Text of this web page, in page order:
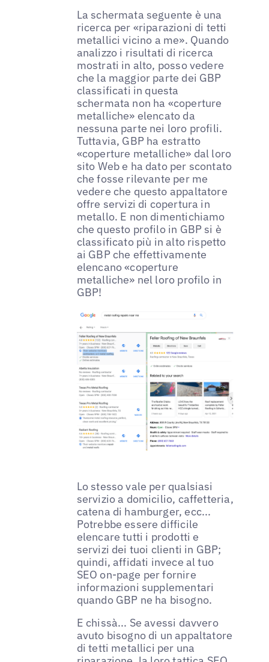
La schermata seguente è una
ricerca per «riparazioni di tetti
metallici vicino a me». Quando
analizzo i risultati di ricerca
mostrati in alto, posso vedere
che la maggior parte dei GBP
classificati in questa
schermata non ha «coperture
metalliche» elencato da
nessuna parte nei loro profili.
Tuttavia, GBP ha estratto
«coperture metalliche» dal loro
sito Web e ha dato per scontato
che fosse rilevante per me
vedere che questo appaltatore
offre servizi di copertura in
metallo. E non dimentichiamo
che questo profilo in GBP si è
classificato più in alto rispetto
ai GBP che effettivamente
elencano «coperture
metalliche» nel loro profilo in
GBP!
Lo stesso vale per qualsiasi
servizio a domicilio, caffetteria,
catena di hamburger, ecc...
Potrebbe essere difficile
elencare tutti i prodotti e
servizi dei tuoi clienti in GBP;
quindi, affidati invece al tuo
SEO on-page per fornire
informazioni supplementari
quando GBP ne ha bisogno.
E chissà... Se avessi davvero
avuto bisogno di un appaltatore
di tetti metallici per una